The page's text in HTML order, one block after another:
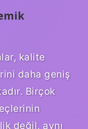
kalite
daha geniş
Birçok
değil, aynı